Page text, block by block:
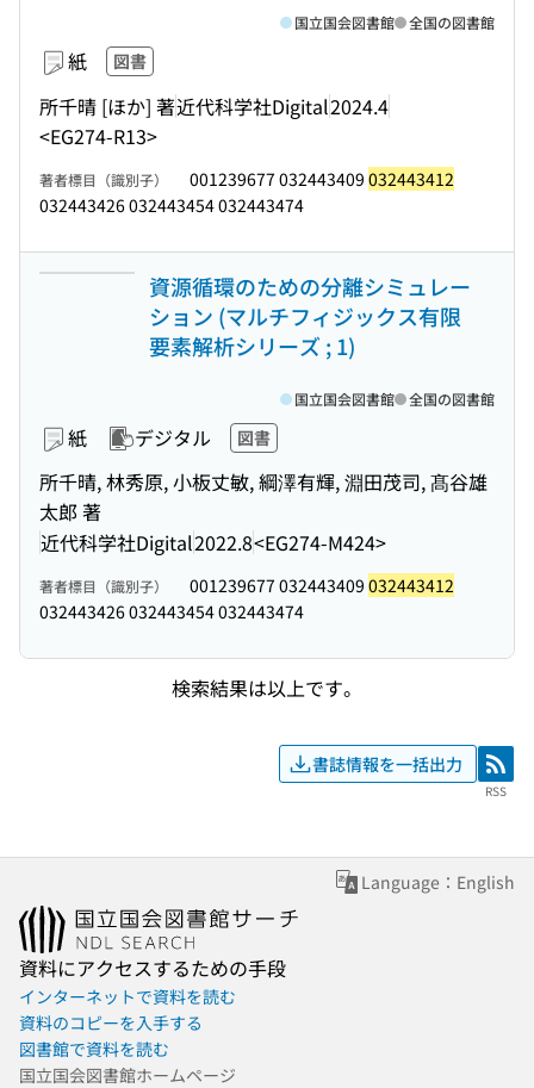
紙 図書
所千晴 [ほか] 著近代科学社Digital2024.4
<EG274-R13>
国立国会図書館 全国の図書館
著者標目（識別子） 001239677 032443409 032443412
032443426 032443454 032443474
資源循環のための分離シミュレー
ション (マルチフィジックス有限
要素解析シリーズ ; 1)
紙 デジタル 図書
所千晴, 林秀原, 小板丈敏, 綱澤有輝, 淵田茂司, 髙谷雄
太郎 著
近代科学社Digital2022.8<EG274-M424>
国立国会図書館 全国の図書館
著者標目（識別子） 001239677 032443409 032443412
032443426 032443454 032443474
検索結果は以上です。
書誌情報を一括出力 RSS
RSS
Language：English
資料にアクセスするための手段
インターネットで資料を読む
資料のコピーを入手する
図書館で資料を読む
国立国会図書館ホームページ